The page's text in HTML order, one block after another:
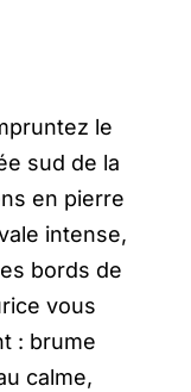
le
sud de la
en pierre
intense,
bords de
vous
: brume
calme,